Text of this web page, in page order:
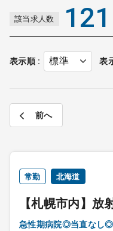
クリニック開業
お問合せ
該当求人数
表示順 表
前へ
常勤 北海道
【札幌市内】
急性期病院◎当直なし